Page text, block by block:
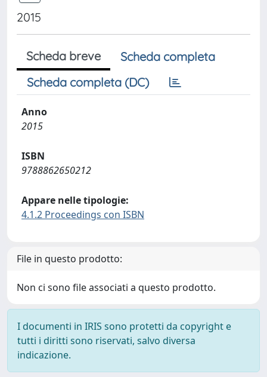
2015
Scheda breve
Scheda completa
Scheda completa (DC)
Anno
2015
ISBN
9788862650212
Appare nelle tipologie:
4.1.2 Proceedings con ISBN
File in questo prodotto:
Non ci sono file associati a questo prodotto.
I documenti in IRIS sono protetti da copyright e
tutti i diritti sono riservati, salvo diversa
indicazione.